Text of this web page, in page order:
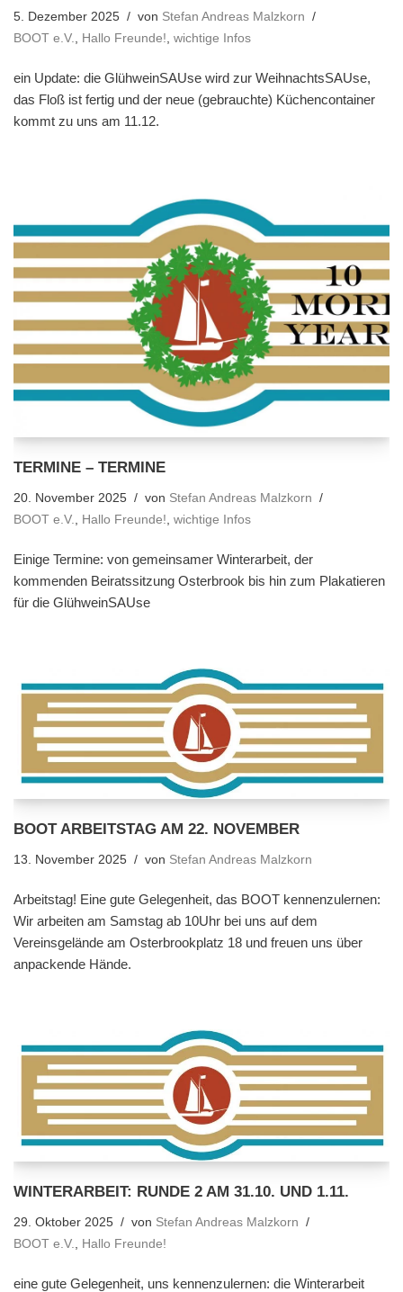
5. Dezember 2025 von Stefan Andreas Malzkorn
BOOT e.V., Hallo Freunde!, wichtige Infos
ein Update: die GlühweinSAUse wird zur WeihnachtsSAUse,
das Floß ist fertig und der neue (gebrauchte) Küchencontainer
kommt zu uns am 11.12.
TERMINE – TERMINE
20. November 2025 von Stefan Andreas Malzkorn
BOOT e.V., Hallo Freunde!, wichtige Infos
Einige Termine: von gemeinsamer Winterarbeit, der
kommenden Beiratssitzung Osterbrook bis hin zum Plakatieren
für die GlühweinSAUse
BOOT ARBEITSTAG AM 22. NOVEMBER
13. November 2025 von Stefan Andreas Malzkorn
Arbeitstag! Eine gute Gelegenheit, das BOOT kennenzulernen:
Wir arbeiten am Samstag ab 10Uhr bei uns auf dem
Vereinsgelände am Osterbrookplatz 18 und freuen uns über
anpackende Hände.
WINTERARBEIT: RUNDE 2 AM 31.10. UND 1.11.
29. Oktober 2025 von Stefan Andreas Malzkorn
BOOT e.V.
Hallo Freunde!
eine gute Gelegenheit, uns kennenzulernen: die Winterarbeit